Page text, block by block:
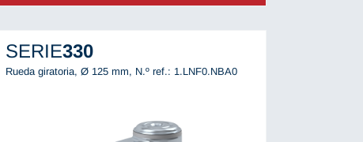
SERIE330
Rueda giratoria, Ø 125 mm, N.º ref.: 1.LNF0.NBA0